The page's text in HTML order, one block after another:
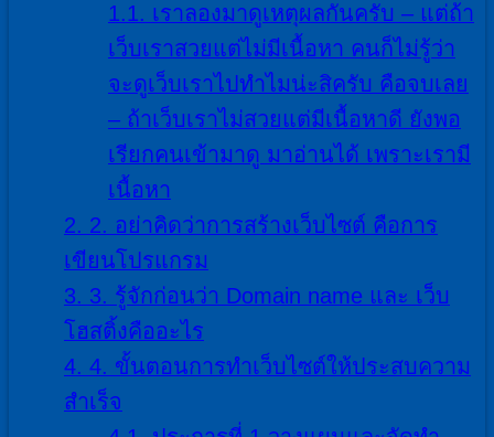
1.1. เราลองมาดูเหตุผลกันครับ – แต่ถ้า
เว็บเราสวยแต่ไม่มีเนื้อหา คนก็ไม่รู้ว่า
จะดูเว็บเราไปทำไมน่ะสิครับ คือจบเลย
– ถ้าเว็บเราไม่สวยแต่มีเนื้อหาดี ยังพอ
เรียกคนเข้ามาดู มาอ่านได้ เพราะเรามี
เนื้อหา
2. 2. อย่าคิดว่าการสร้างเว็บไซต์ คือการ
เขียนโปรแกรม
3. 3. รู้จักก่อนว่า Domain name และ เว็บ
โฮสติ้งคืออะไร
4. 4. ขั้นตอนการทำเว็บไซต์ให้ประสบความ
สำเร็จ